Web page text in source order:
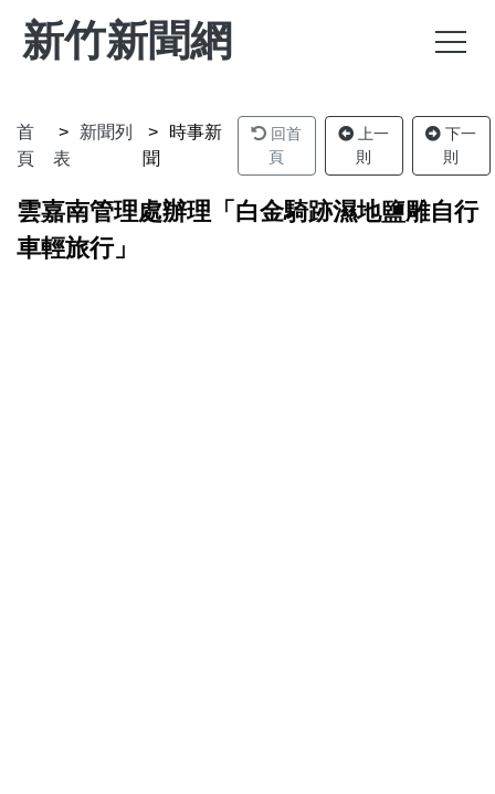
新竹新聞網
首
頁
新聞列
表
時事新
聞
回首
頁
上一
則
下一
則
雲嘉南管理處辦理「白金騎跡濕地鹽雕自行
車輕旅行」